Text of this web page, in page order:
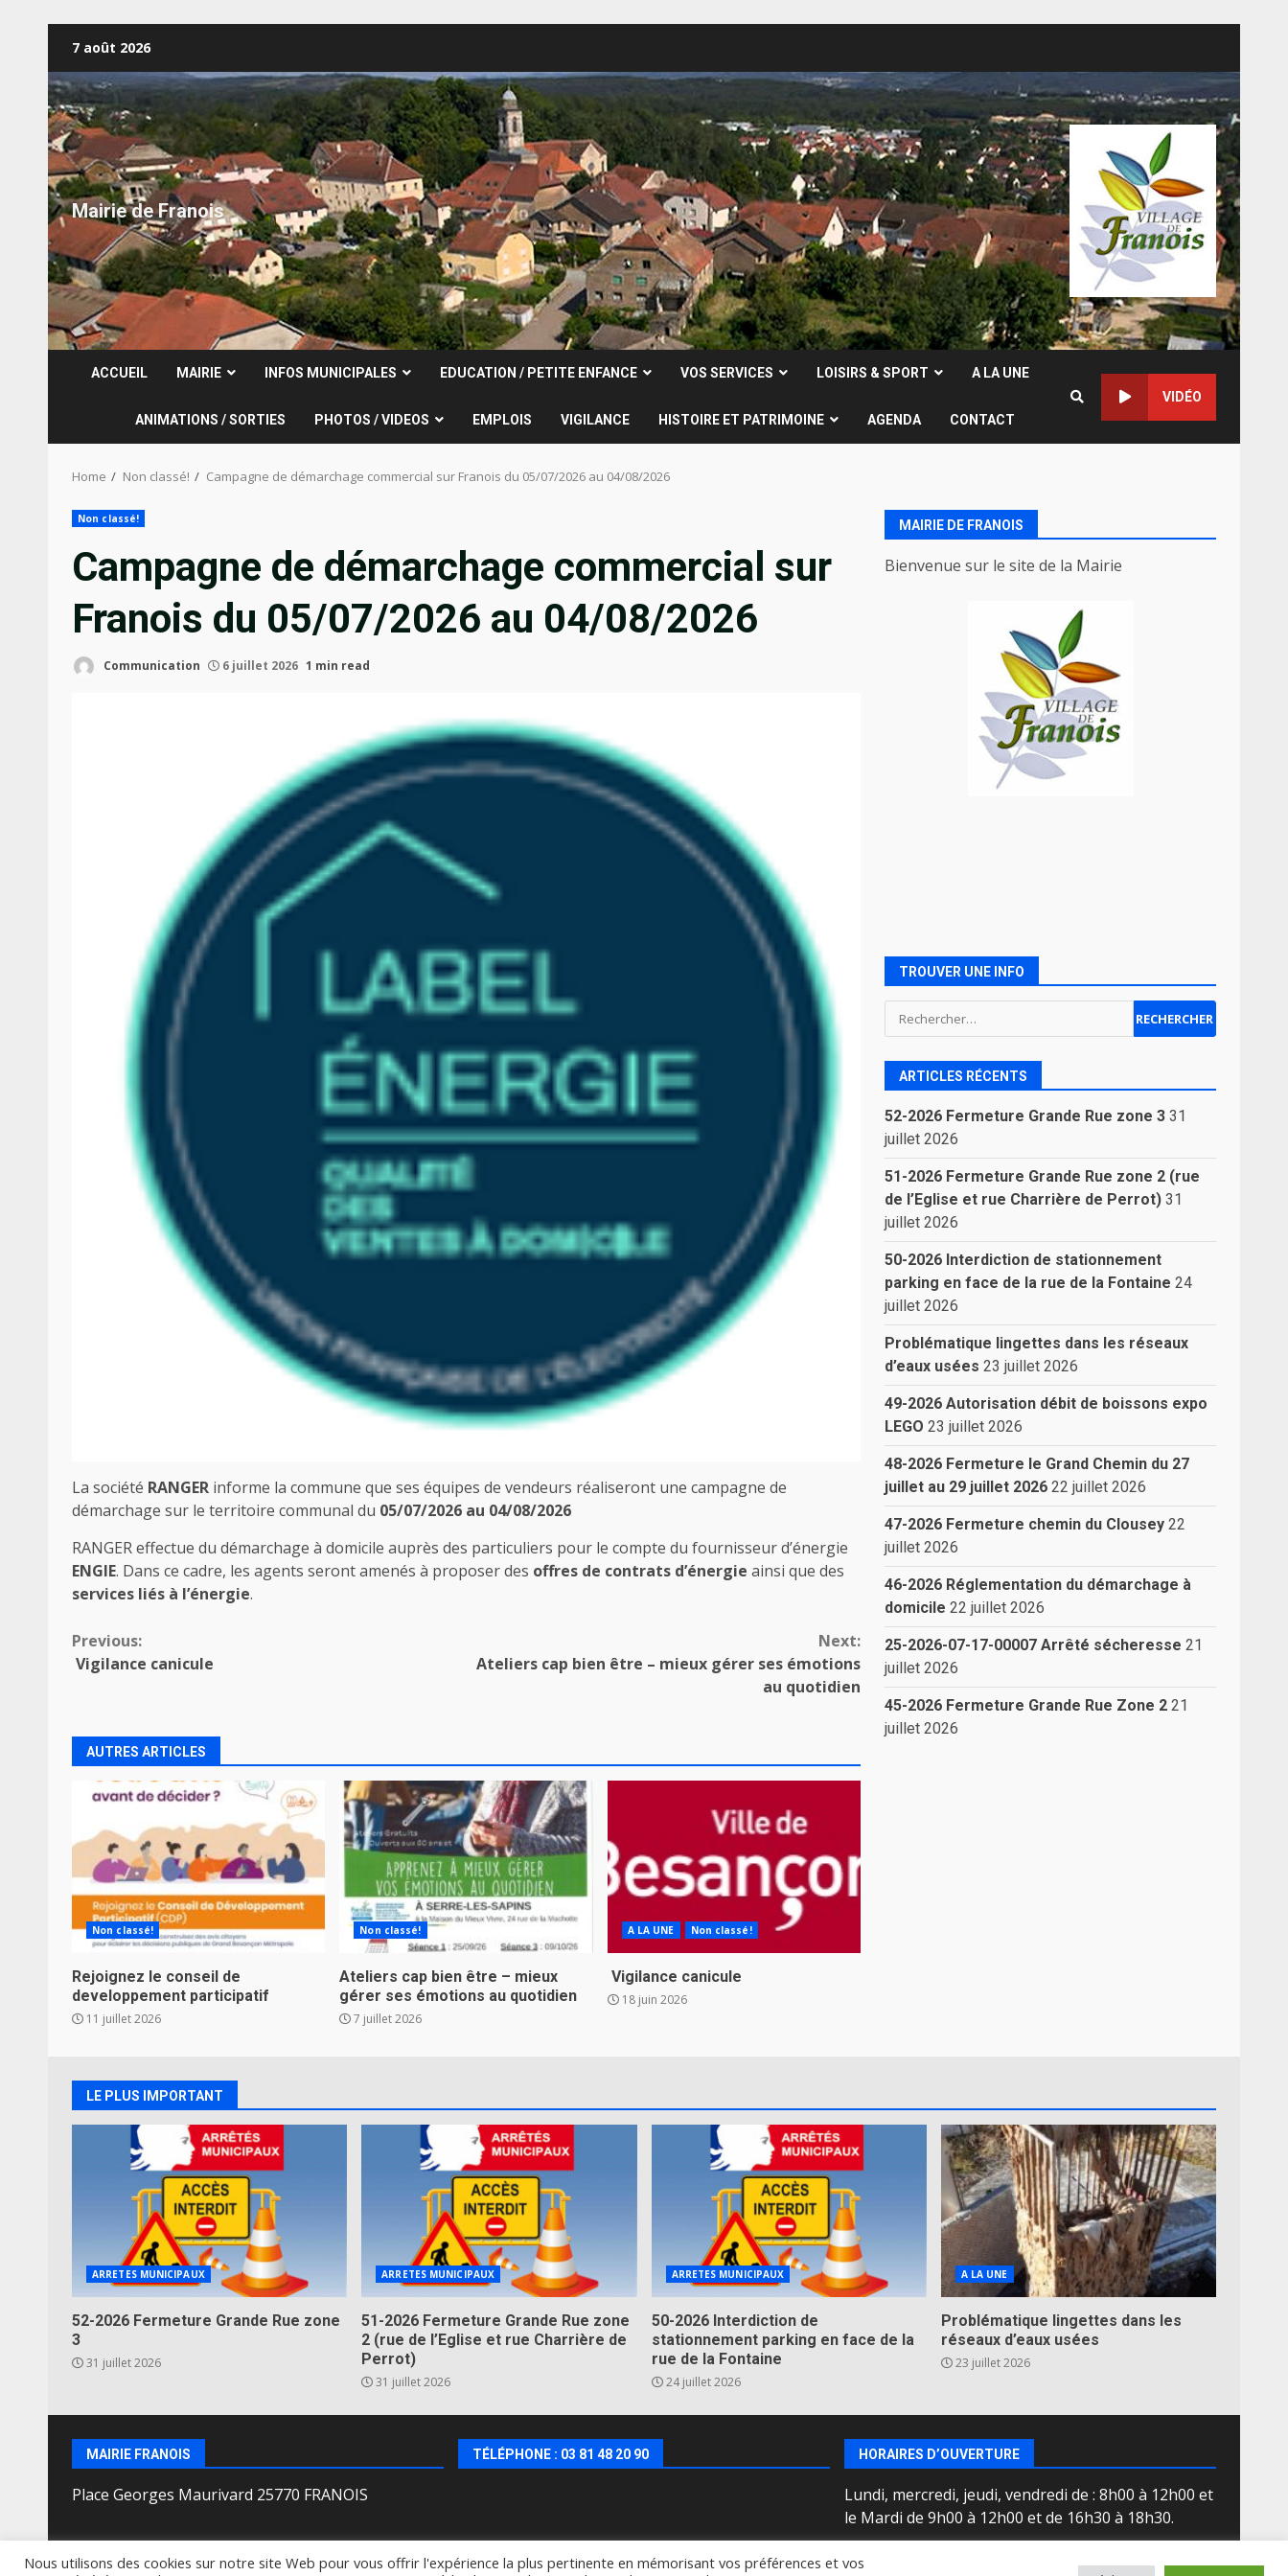
content
7 août 2026
Mairie de Franois
ACCUEIL MAIRIE INFOS MUNICIPALES EDUCATION / PETITE ENFANCE VOS SERVICES LOISIRS & SPORT A LA UNE
ANIMATIONS / SORTIES PHOTOS / VIDEOS EMPLOIS VIGILANCE HISTOIRE ET PATRIMOINE AGENDA CONTACT
VIDÉO
Home Non classé! Campagne de démarchage commercial sur Franois du 05/07/2026 au 04/08/2026
Non classé!
Campagne de démarchage commercial sur
Franois du 05/07/2026 au 04/08/2026
Communication 6 juillet 2026 1 min read
La société RANGER informe la commune que ses équipes de vendeurs réaliseront une campagne de
démarchage sur le territoire communal du 05/07/2026 au 04/08/2026
RANGER effectue du démarchage à domicile auprès des particuliers pour le compte du fournisseur d’énergie
ENGIE. Dans ce cadre, les agents seront amenés à proposer des offres de contrats d’énergie ainsi que des
services liés à l’énergie.
Continue
Reading
Previous:
️ Vigilance canicule
Next:
Ateliers cap bien être – mieux gérer ses émotions
au quotidien
AUTRES ARTICLES
Non classé!
Rejoignez le conseil de
developpement participatif
11 juillet 2026
Non classé!
Ateliers cap bien être – mieux
gérer ses émotions au quotidien
7 juillet 2026
A LA UNE Non classé!
️ Vigilance canicule
18 juin 2026
MAIRIE DE FRANOIS
Bienvenue sur le site de la Mairie
TROUVER UNE INFO
Rechercher :
ARTICLES RÉCENTS
52-2026 Fermeture Grande Rue zone 3 31
juillet 2026
51-2026 Fermeture Grande Rue zone 2 (rue
de l’Eglise et rue Charrière de Perrot) 31
juillet 2026
50-2026 Interdiction de stationnement
parking en face de la rue de la Fontaine 24
juillet 2026
Problématique lingettes dans les réseaux
d’eaux usées 23 juillet 2026
49-2026 Autorisation débit de boissons expo
LEGO 23 juillet 2026
48-2026 Fermeture le Grand Chemin du 27
juillet au 29 juillet 2026 22 juillet 2026
47-2026 Fermeture chemin du Clousey 22
juillet 2026
46-2026 Réglementation du démarchage à
domicile 22 juillet 2026
25-2026-07-17-00007 Arrêté sécheresse 21
juillet 2026
45-2026 Fermeture Grande Rue Zone 2 21
juillet 2026
LE PLUS IMPORTANT
ARRETES MUNICIPAUX
52-2026 Fermeture Grande Rue zone
3
31 juillet 2026
ARRETES MUNICIPAUX
51-2026 Fermeture Grande Rue zone
2 (rue de l’Eglise et rue Charrière de
Perrot)
31 juillet 2026
ARRETES MUNICIPAUX
50-2026 Interdiction de
stationnement parking en face de la
rue de la Fontaine
24 juillet 2026
A LA UNE
Problématique lingettes dans les
réseaux d’eaux usées
23 juillet 2026
MAIRIE FRANOIS
Place Georges Maurivard 25770 FRANOIS
TÉLÉPHONE : 03 81 48 20 90 HORAIRES D’OUVERTURE
Lundi, mercredi, jeudi, vendredi de : 8h00 à 12h00 et
le Mardi de 9h00 à 12h00 et de 16h30 à 18h30.
Nous utilisons des cookies sur notre site Web pour vous offrir l'expérience la plus pertinente en mémorisant vos préférences et vos